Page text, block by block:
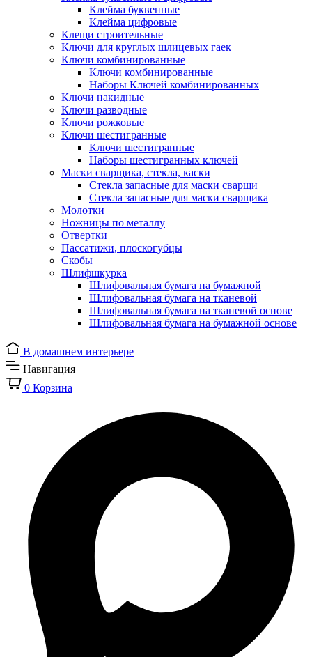
Клейма буквенные
Клейма цифровые
Клещи строительные
Ключи для круглых шлицевых гаек
Ключи комбинированные
Ключи комбинированные
Наборы Ключей комбинированных
Ключи накидные
Ключи разводные
Ключи рожковые
Ключи шестигранные
Ключи шестигранные
Наборы шестигранных ключей
Маски сварщика, стекла, каски
Стекла запасные для маски сварщи
Стекла запасные для маски сварщика
Молотки
Ножницы по металлу
Отвертки
Пассатижи, плоскогубцы
Скобы
Шлифшкурка
Шлифовальная бумага на бумажной
Шлифовальная бумага на тканевой
Шлифовальная бумага на тканевой основе
Шлифовальная бумага на бумажной основе
В домашнем интерьере
Навигация
0 Корзина